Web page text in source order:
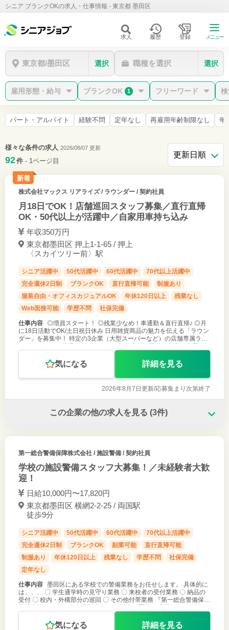
シニア ブランクOKの求人・仕事情報 - 東京都 墨田区
求人 履歴 登録 メニュー
東京都/墨田区 選択 職種を選択 選択
雇用形態・給与 ブランクOK 1 フリーワード
パート・アルバイト 経験不問 定年なし 再雇用年齢制限なし 年
様々な条件の求人 2026/08/07 更新
92件 - 1ページ目
新着
株式会社マックス リアライズ/ ラウンダー / 契約社員
月18日でOK！店舗巡回スタッフ募集／直行直帰
OK・50代以上が活躍中／自家用車持ち込み
年収350万円
東京都墨田区 押上1-1-65 / 押上
〈スカイツリー前〉駅
シニア活躍中 50代活躍中 60代活躍中
70代以上活躍中
完全週休2日制
ブランクOK 直行直帰可能
制服あり
服装自由・オフィスカジュアルOK
年休120日以上
残業なし
Web面接可能
学歴不問 社保完備
仕事内容 ◎増員スタート！ ◎残業少なめ！車通勤＆直行直帰♪ ◎月
に18日活動でOK/土日祝日休み 日用雑貨商品の魅力を伝える「ラウン
ダー」を募集中！ 特定の3企業（大型スーパーなど）の店舗専属ラウ
気になる 詳細を見る
2026年8月7日更新/応募集まり次第終了
この企業の他の求人を見る (3件)
第一総合警備保障株式会社/ 施設警備 / 契約社員
学校の施設警備スタッフ大募集！／未経験者大歓
迎！
日給10,000円〜17,820円
東京都墨田区 横網2-2-25 / 両国駅
徒歩9分
シニア活躍中 50代活躍中 60代活躍中
70代以上活躍中
完全週休2日制
ブランクOK 副業可能
直行直帰可能
制服あり
年休120日以上 残業なし 学歴不問
社保完備
定年なし
仕事内容 墨田区にある学校での警備業務をお任せします。 具体的に
は、、、 〇 学生通学時の見守り業務 〇 来校者の受付業務 〇 納品の
受付 〇 校内・外構部分の巡回 〇 その他付帯業務 『第一総合警備保障
株式会社』は1972年創業以来、50年以上の歴史 と実績がある会社
気になる 詳細を見る